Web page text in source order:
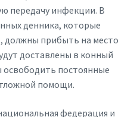
передачу инфекции. В
денника, которые
должны прибыть на место
доставлены в конный
освободить постоянные
помощи.
федерация и